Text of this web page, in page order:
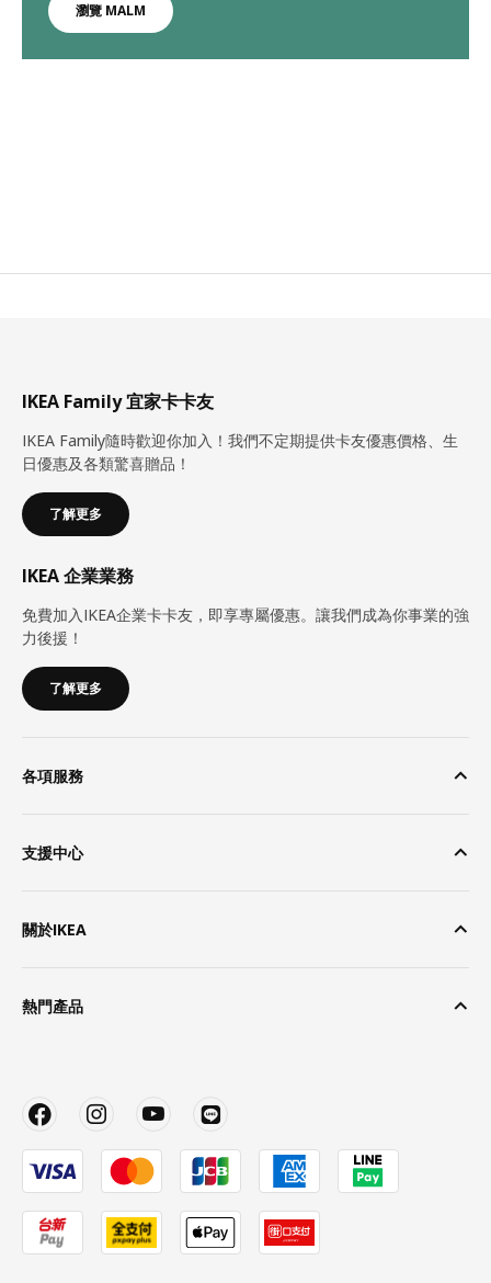
瀏覽 MALM
IKEA Family 宜家卡卡友
IKEA Family隨時歡迎你加入！我們不定期提供卡友優惠價格、生
日優惠及各類驚喜贈品！
了解更多
IKEA 企業業務
免費加入IKEA企業卡卡友，即享專屬優惠。讓我們成為你事業的強
力後援！
了解更多
各項服務
支援中心
關於IKEA
熱門產品